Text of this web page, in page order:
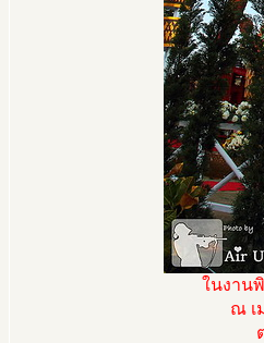
ในงาน
ณ เ